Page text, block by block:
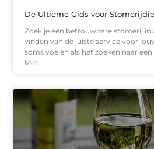
De Ultieme Gids voor
Zoek je een betrouwbare stomerij
vinden van de juiste service voor
soms voelen als het zoeken naar
Met